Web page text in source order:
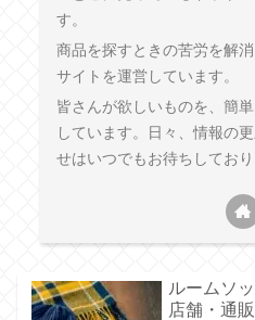
す。
商品を探すときの苦労を解
サイトを運営しています。
皆さんが欲しいものを、簡
しています。日々、情報の
せはいつでもお待ちしており
ルームソ
店舗・通